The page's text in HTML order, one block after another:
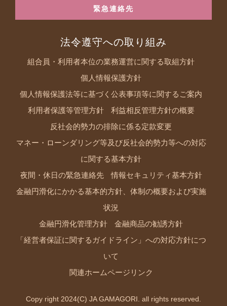
緊急連絡先
法令遵守への取り組み
組合員・利用者本位の業務運営に関する取組方針
個人情報保護方針
個人情報保護法等に基づく公表事項等に関するご案内
利用者保護等管理方針 利益相反管理方針の概要
反社会的勢力の排除に係る定款変更
マネー・ローンダリング等及び反社会的勢力等への対応
に関する基本方針
夜間・休日の緊急連絡先 情報セキュリティ基本方針
金融円滑化にかかる基本的方針、体制の概要および実施
状況
金融円滑化管理方針 金融商品の勧誘方針
「経営者保証に関するガイドライン」への対応方針につ
いて
関連ホームページリンク
Copy right 2024(C) JA GAMAGORI. all rights reserved.